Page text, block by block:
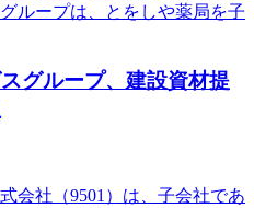
ループは、とをしや薬局を子
グループ、建設資材提
会社（9501）は、子会社であ